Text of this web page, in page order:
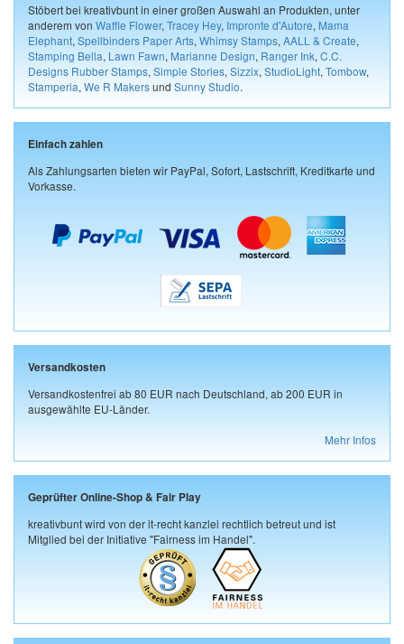
Stöbert bei kreativbunt in einer großen Auswahl an Produkten, unter
anderem von Waffle Flower, Tracey Hey, Impronte d'Autore, Mama
Elephant, Spellbinders Paper Arts, Whimsy Stamps, AALL & Create,
Stamping Bella, Lawn Fawn, Marianne Design, Ranger Ink, C.C.
Designs Rubber Stamps, Simple Stories, Sizzix, StudioLight, Tombow,
Stamperia, We R Makersund Sunny Studio.
Einfach zahlen
Als Zahlungsarten bieten wir PayPal, Sofort, Lastschrift, Kreditkarte und
Vorkasse.
Versandkosten
Versandkostenfrei ab 80 EUR nach Deutschland, ab 200 EUR in
ausgewählte EU-Länder.
Mehr Infos
Geprüfter Online-Shop & Fair Play
kreativbunt wird von der it-recht kanzlei rechtlich betreut und ist
Mitglied bei der Initiative "Fairness im Handel".